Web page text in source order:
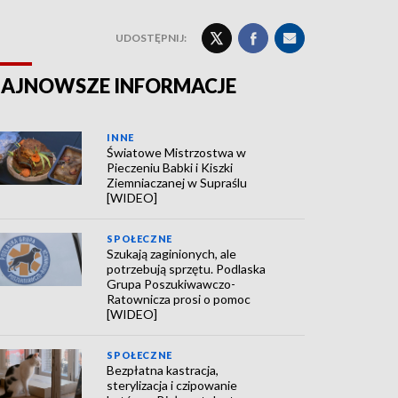
UDOSTĘPNIJ:
INFORMACJE
INNE
Światowe Mistrzostwa w
Pieczeniu Babki i Kiszki
Ziemniaczanej w Supraślu
[WIDEO]
SPOŁECZNE
Szukają zaginionych, ale
potrzebują sprzętu. Podlaska
Grupa Poszukiwawczo-
Ratownicza prosi o pomoc
[WIDEO]
SPOŁECZNE
Bezpłatna kastracja,
sterylizacja i czipowanie